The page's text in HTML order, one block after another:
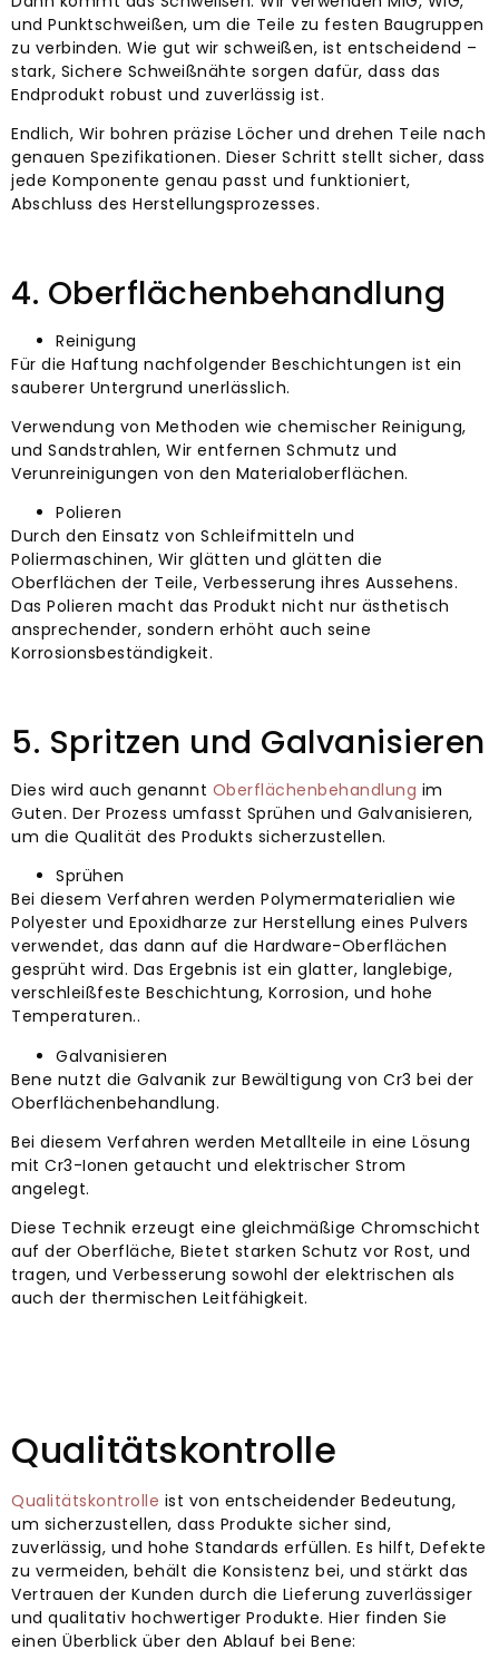
und Punktschweißen, um die Teile zu festen Baugruppen
zu verbinden. Wie gut wir schweißen, ist entscheidend –
stark, Sichere Schweißnähte sorgen dafür, dass das
Endprodukt robust und zuverlässig ist.
Endlich, Wir bohren präzise Löcher und drehen Teile nach
genauen Spezifikationen. Dieser Schritt stellt sicher, dass
jede Komponente genau passt und funktioniert,
Abschluss des Herstellungsprozesses.
4. Oberflächenbehandlung
Reinigung
Für die Haftung nachfolgender Beschichtungen ist ein
sauberer Untergrund unerlässlich.
Verwendung von Methoden wie chemischer Reinigung,
und Sandstrahlen, Wir entfernen Schmutz und
Verunreinigungen von den Materialoberflächen.
Polieren
Durch den Einsatz von Schleifmitteln und
Poliermaschinen, Wir glätten und glätten die
Oberflächen der Teile, Verbesserung ihres Aussehens.
Das Polieren macht das Produkt nicht nur ästhetisch
ansprechender, sondern erhöht auch seine
Korrosionsbeständigkeit.
5. Spritzen und Galvanisieren
Dies wird auch genannt Oberflächenbehandlung im
Guten. Der Prozess umfasst Sprühen und Galvanisieren,
um die Qualität des Produkts sicherzustellen.
Sprühen
Bei diesem Verfahren werden Polymermaterialien wie
Polyester und Epoxidharze zur Herstellung eines Pulvers
verwendet, das dann auf die Hardware-Oberflächen
gesprüht wird. Das Ergebnis ist ein glatter, langlebige,
verschleißfeste Beschichtung, Korrosion, und hohe
Temperaturen..
Galvanisieren
Bene nutzt die Galvanik zur Bewältigung von Cr3 bei der
Oberflächenbehandlung.
Bei diesem Verfahren werden Metallteile in eine Lösung
mit Cr3-Ionen getaucht und elektrischer Strom
angelegt.
Diese Technik erzeugt eine gleichmäßige Chromschicht
auf der Oberfläche, Bietet starken Schutz vor Rost, und
tragen, und Verbesserung sowohl der elektrischen als
auch der thermischen Leitfähigkeit.
Qualitätskontrolle
Qualitätskontrolle ist von entscheidender Bedeutung,
um sicherzustellen, dass Produkte sicher sind,
zuverlässig, und hohe Standards erfüllen. Es hilft, Defekte
zu vermeiden, behält die Konsistenz bei, und stärkt das
Vertrauen der Kunden durch die Lieferung zuverlässiger
und qualitativ hochwertiger Produkte. Hier finden Sie
einen Überblick über den Ablauf bei Bene: